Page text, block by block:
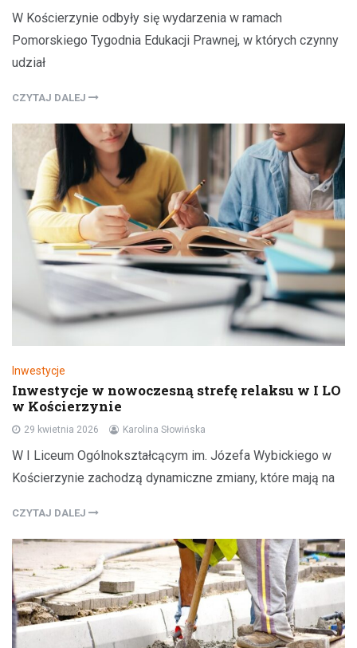
W Kościerzynie odbyły się wydarzenia w ramach
Pomorskiego Tygodnia Edukacji Prawnej, w których czynny
udział
CZYTAJ DALEJ
Inwestycje
Inwestycje w nowoczesną strefę relaksu w I LO
w Kościerzynie
29 kwietnia 2026 Karolina Słowińska
W I Liceum Ogólnokształcącym im. Józefa Wybickiego w
Kościerzynie zachodzą dynamiczne zmiany, które mają na
CZYTAJ DALEJ